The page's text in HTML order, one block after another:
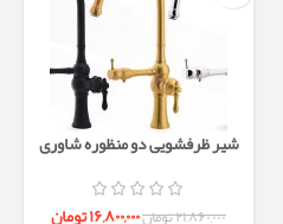
شیر ظرفشویی دو منظوره شاوری
۲۱,۸۶۰,۰۰۰تومان۱۶,۸۰۰,۰۰۰تومان